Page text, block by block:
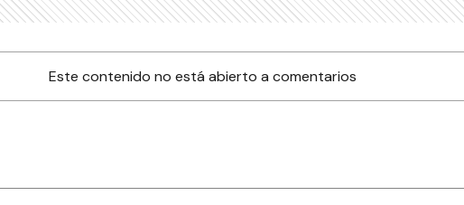
Este contenido no está abierto a comentarios